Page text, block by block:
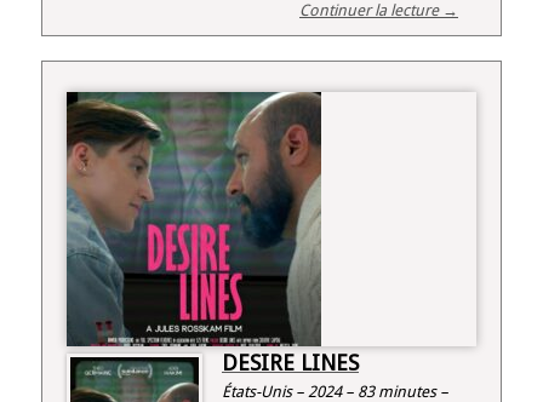
Continuer la lecture →
DESIRE LINES
États-Unis – 2024 – 83 minutes –